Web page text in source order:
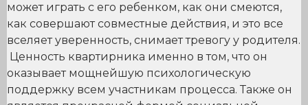
может играть с его ребенком, как они смеются,
как совершают совместные действия, и это все
вселяет уверенность, снимает тревогу у родителя.
Ценность квартирника именно в том, что он
оказывает мощнейшую психологическую
поддержку всем участникам процесса. Также он